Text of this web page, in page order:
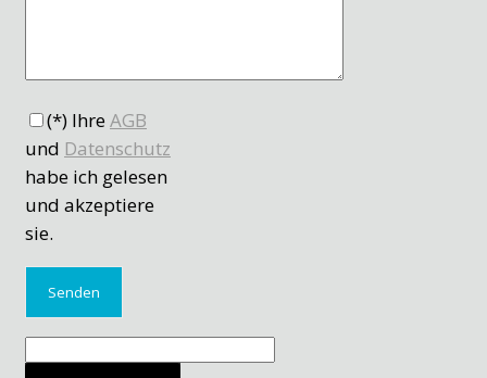
(*) IhreAGB
und Datenschutz
habe ich gelesen
und akzeptiere
sie.